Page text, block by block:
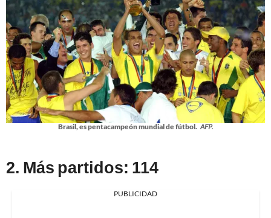
Brasil, es pentacampeón mundial de fútbol. AFP.
2. Más partidos: 114
PUBLICIDAD